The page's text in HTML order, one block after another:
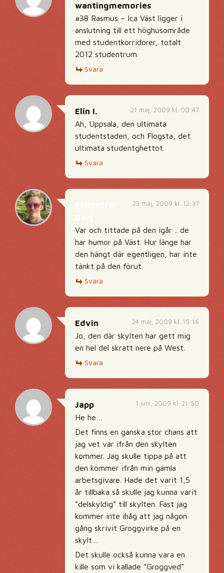
wantingmemories
#38 Rasmus – Ica Väst ligger i
anslutning till ett höghusområde
med studentkorridorer, totalt
2012 studentrum.
Svara
21 maj, 2009 kl. 00:47
Elin I.
Ah, Uppsala, den ultimata
studentstaden, och Flogsta, det
ultimata studentghettot.
Svara
23 maj, 2009 kl. 12:37
Var och tittade på den igår .. de
har humor på Väst. Hur länge har
den hängt där egentligen, har inte
tänkt på den förut.
Svara
24 maj, 2009 kl. 15:16
Edvin
Jo, den där skylten har gett mig
en hel del skratt nere på West.
Svara
1 juni, 2009 kl. 21:50
Japp
He he…
Det finns en ganska stor chans att
jag vet var ifrån den skylten
kommer. Jag skulle tippa på att
den kommer ifrån min gamla
arbetsgivare. Hade det varit 1,5
år tillbaka så skulle jag kunna varit
”delskyldig” till skylten. Fast jag
kommer inte ihåg att jag någon
gång skrivit Groggvirke på en
skylt…
Det skulle också kunna vara en
kille som vi kallade ”Groggved”